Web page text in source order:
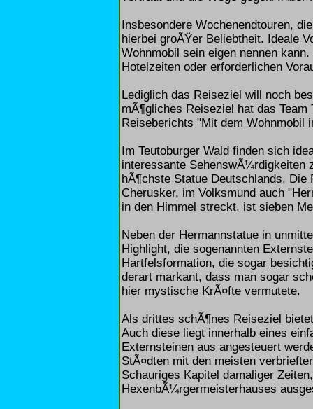
Insbesondere Wochenendtouren,
hierbei groÃŸer Beliebtheit. Ideale
Wohnmobil sein eigen nennen
Hotelzeiten oder erforderlichen
Lediglich das Reiseziel will noch
mÃ¶gliches Reiseziel hat das
Reiseberichts "Mit dem Wohnmobil
Im Teutoburger Wald finden sich
interessante SehenswÃ¼rdigkeiten
hÃ¶chste Statue Deutschlands.
Cherusker, im Volksmund auch
in den Himmel streckt, ist sieben
Neben der Hermannstatue in
Highlight, die sogenannten
Hartfelsformation, die sogar
derart markant, dass man sogar
hier mystische KrÃ¤fte vermutete.
Als drittes schÃ¶nes Reiseziel
Auch diese liegt innerhalb eines
Externsteinen aus angesteuert
StÃ¤dten mit den meisten
Schauriges Kapitel damaliger
HexenbÃ¼rgermeisterhauses